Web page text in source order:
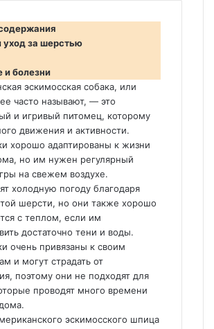
уход за шерстью
и болезни
эскимосская собака, или
часто называют, — это
и игривый питомец, которому
движения и активности.
хорошо адаптированы к жизни
но им нужен регулярный
на свежем воздухе.
холодную погоду благодаря
шерсти, но они также хорошо
с теплом, если им
достаточно тени и воды.
очень привязаны к своим
и могут страдать от
поэтому они не подходят для
проводят много времени
эскимосского шпица